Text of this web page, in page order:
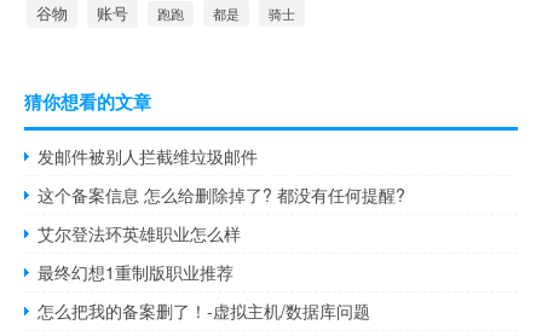
谷物 账号 跑跑 都是 骑士
猜你想看的文章
发邮件被别人拦截维垃圾邮件
这个备案信息 怎么给删除掉了? 都没有任何提醒?
艾尔登法环英雄职业怎么样
最终幻想1重制版职业推荐
怎么把我的备案删了！-虚拟主机/数据库问题